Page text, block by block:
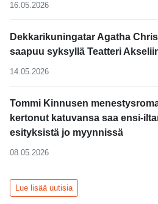
16.05.2026
Dekkarikuningatar Agatha
saapuu syksyllä Teatteri
14.05.2026
Tommi Kinnusen
kertonut katuvansa saa ensi-
esityksistä jo myynnissä
08.05.2026
Lue lisää uutisia